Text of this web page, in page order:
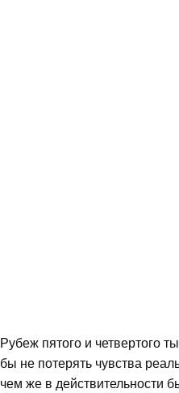
Рубеж пятого и четвертого
бы не потерять чувства
чем же в действительности